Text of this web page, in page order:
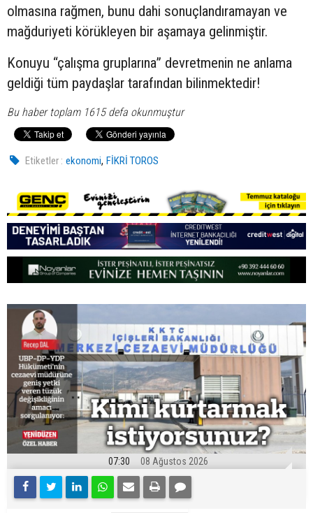
olmasına rağmen, bunu dahi sonuçlandıramayan ve
mağduriyeti körükleyen bir aşamaya gelinmiştir.
Konuyu “çalışma gruplarına” devretmenin ne anlama
geldiği tüm paydaşlar tarafından bilinmektedir!
Bu haber toplam 1615 defa okunmuştur
Etiketler : ekonomi,FİKRİ TOROS
07:30 08 Ağustos 2026